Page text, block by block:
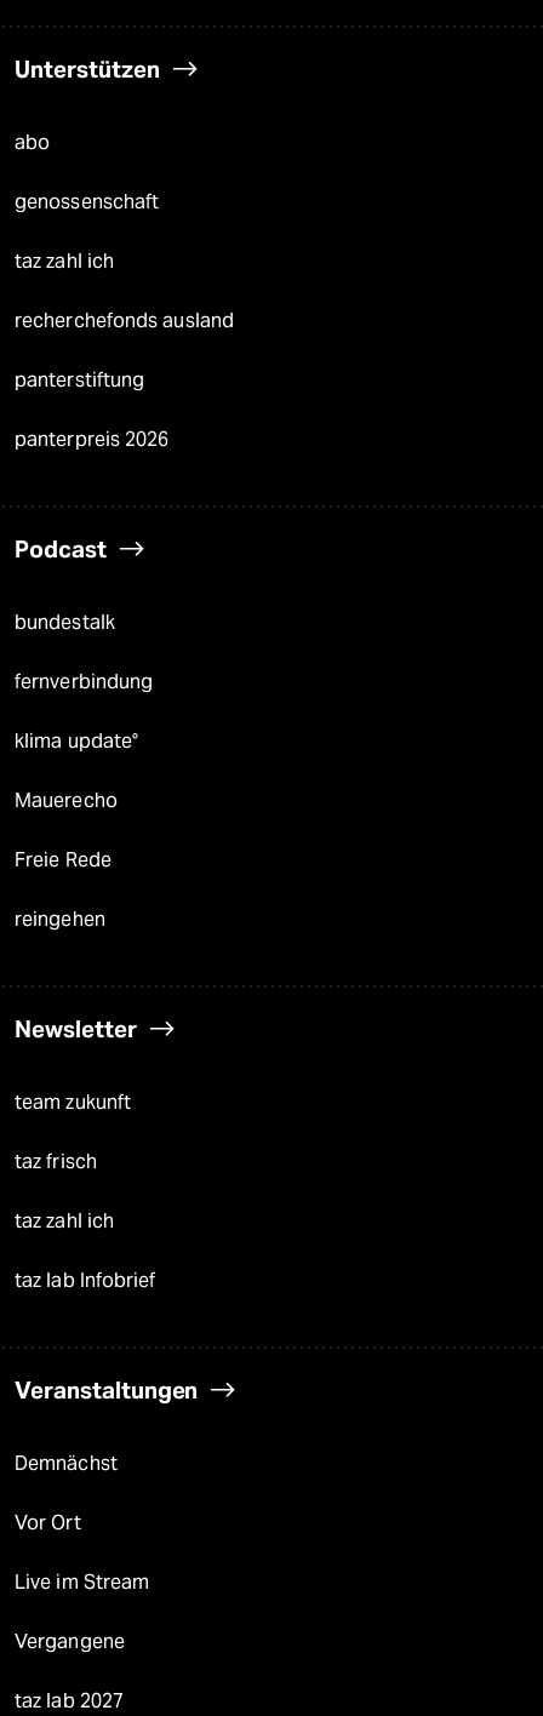
Unterstützen
abo
genossenschaft
taz zahl ich
recherchefonds ausland
panterstiftung
panterpreis 2026
Podcast
bundestalk
fernverbindung
klima update°
Mauerecho
Freie Rede
reingehen
Newsletter
team zukunft
taz frisch
taz zahl ich
taz lab Infobrief
Veranstaltungen
Demnächst
Vor Ort
Live im Stream
Vergangene
taz lab 2027